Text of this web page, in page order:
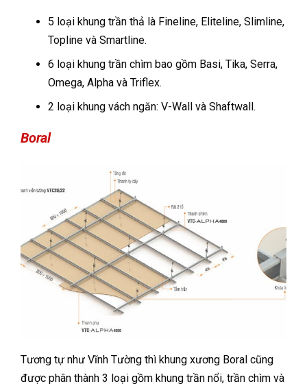
5 loại khung trần thả là Fineline, Eliteline, Slimline,
Topline và Smartline.
6 loại khung trần chìm bao gồm Basi, Tika, Serra,
Omega, Alpha và Triflex.
2 loại khung vách ngăn: V-Wall và Shaftwall.
Boral
Tương tự như Vĩnh Tường thì khung xương Boral cũng
được phân thành 3 loại gồm khung trần nổi, trần chìm và